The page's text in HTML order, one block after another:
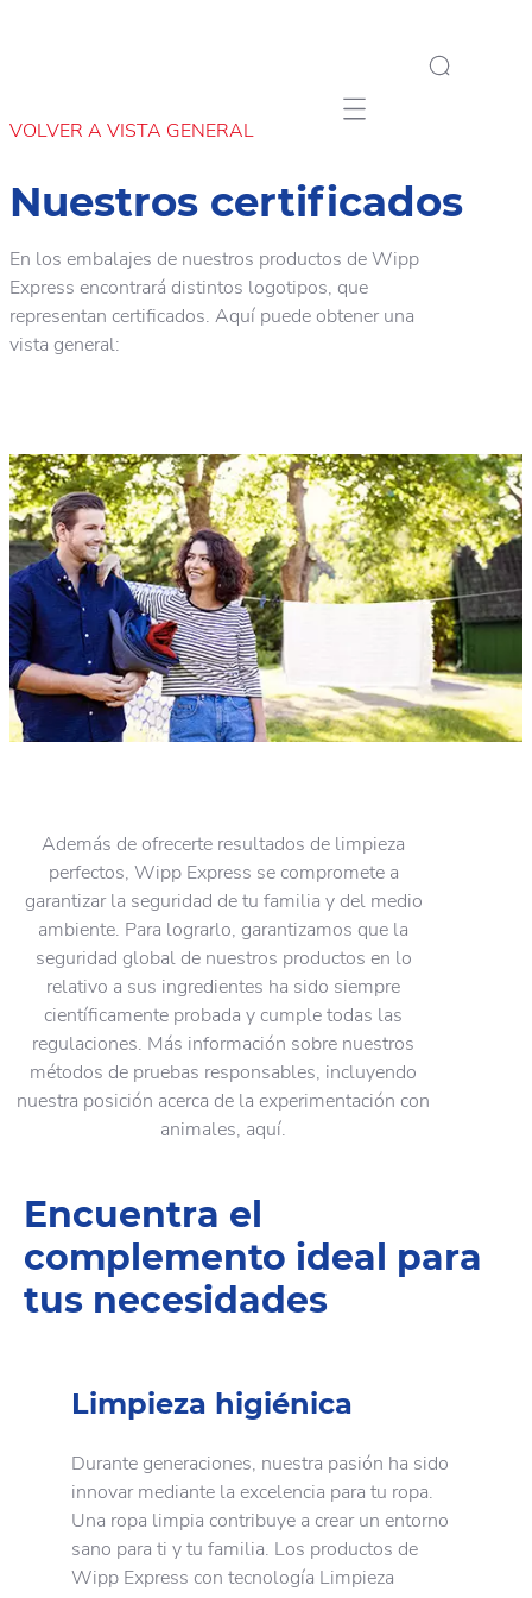
Mobile navigation
VOLVER A VISTA GENERAL
Nuestros certificados
En los embalajes de nuestros productos de Wipp
Express encontrará distintos logotipos, que
representan certificados. Aquí puede obtener una
vista general:
Además de ofrecerte resultados de limpieza
perfectos, Wipp Express se compromete a
garantizar la seguridad de tu familia y del medio
ambiente. Para lograrlo, garantizamos que la
seguridad global de nuestros productos en lo
relativo a sus ingredientes ha sido siempre
científicamente probada y cumple todas las
regulaciones. Más información sobre nuestros
métodos de pruebas responsables, incluyendo
nuestra posición acerca de la experimentación con
animales, aquí.
Encuentra el
complemento ideal para
tus necesidades
Limpieza higiénica
Durante generaciones, nuestra pasión ha sido
innovar mediante la excelencia para tu ropa.
Una ropa limpia contribuye a crear un entorno
sano para ti y tu familia. Los productos de
Wipp Express con tecnología Limpieza